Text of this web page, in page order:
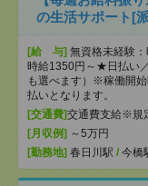
の生活サポート[
[給 与] 無資格未経験
時給1350円～★日払い
も選べます）※稼働開
払いとなります。
[交通費]交通費支給※規
[月収例] ～5万円
[勤務地] 春日川駅 / 今橋